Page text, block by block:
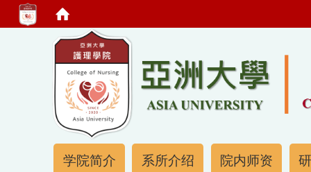
学院简介 系所介绍 院内师资